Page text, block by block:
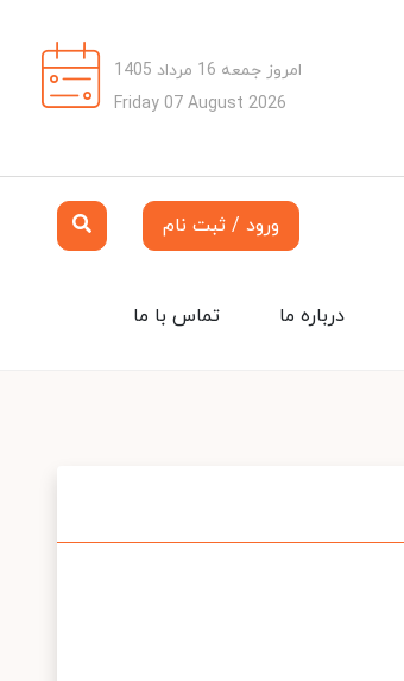
امروز جمعه 16 مرداد 1405
Friday 07 August 2026
ورود / ثبت نام
تماس با ما درباره ما